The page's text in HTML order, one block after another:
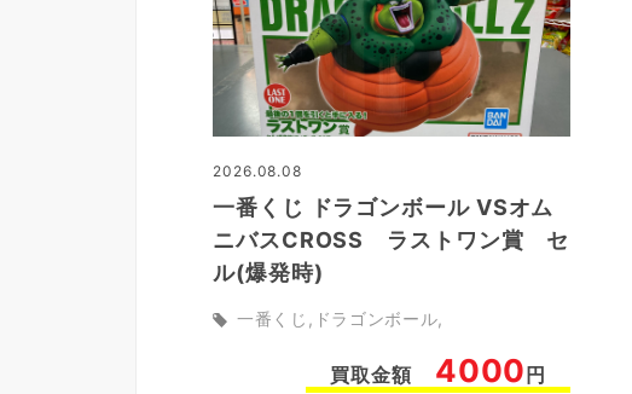
2026.08.08
一番くじ ドラゴンボール VSオム
ニバスCROSS ラストワン賞 セ
ル(爆発時)
一番くじ ドラゴンボール
買取金額 4000 円